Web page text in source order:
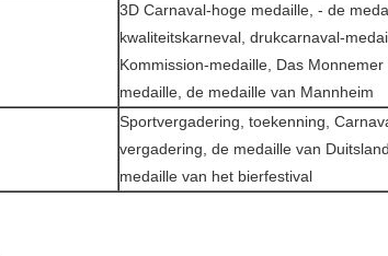
3D Carnaval-hoge medaille, - de
kwaliteitskarneval, drukcarnaval-
Kommission-medaille, Das Monnemer
medaille, de medaille van Mannheim
Sportvergadering, toekenning,
vergadering, de medaille van
medaille van het bierfestival